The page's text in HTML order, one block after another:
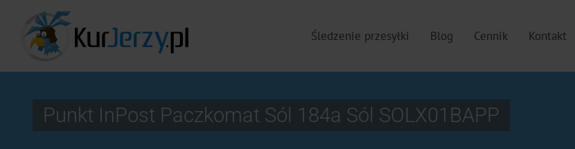
Śledzenie przesyłki Blog Cennik Kontakt
Punkt InPost Paczkomat Sól 184a Sól SOLX01BAPP